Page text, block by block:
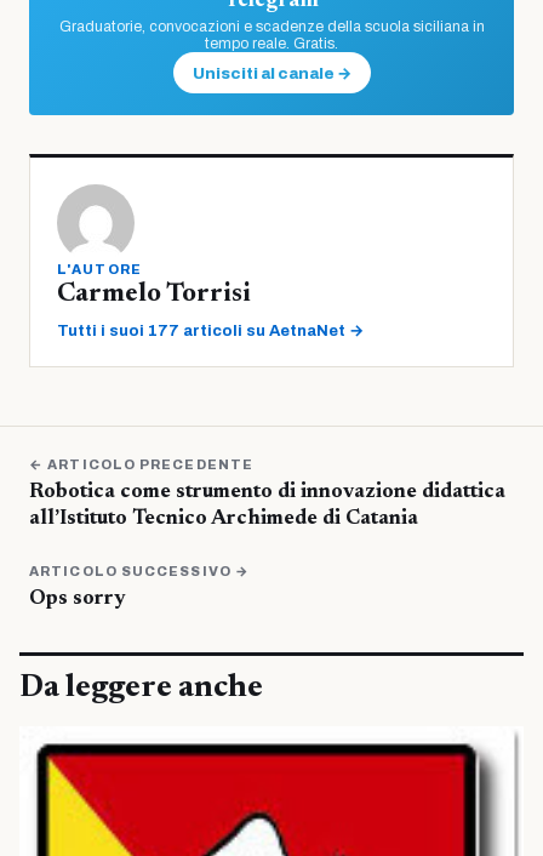
Graduatorie, convocazioni e scadenze della scuola siciliana in
tempo reale. Gratis.
Unisciti al canale →
L'AUTORE
Carmelo Torrisi
Tutti i suoi 177 articoli su AetnaNet →
← ARTICOLO PRECEDENTE
Robotica come strumento di innovazione didattica
all’Istituto Tecnico Archimede di Catania
ARTICOLO SUCCESSIVO →
Ops sorry
Da leggere anche